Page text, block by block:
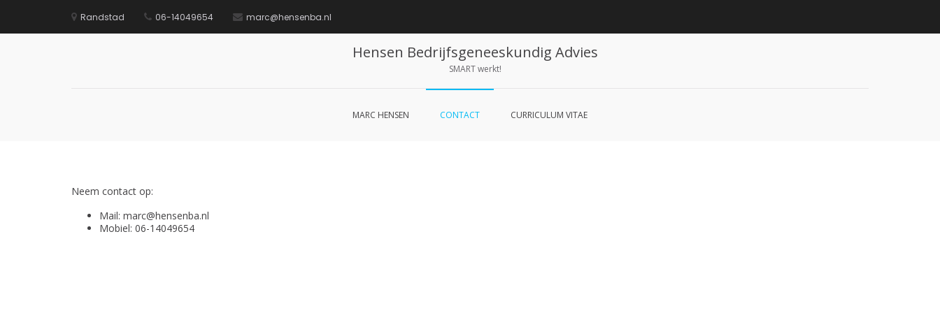
Randstad 06-14049654 marc@hensenba.nl
Hensen Bedrijfsgeneeskundig Advies
SMART werkt!
MARC HENSEN CONTACT CURRICULUM VITAE
Neem contact op:
Mail: marc@hensenba.nl
Mobiel: 06-14049654